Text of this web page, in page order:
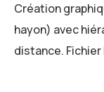
Création
hayon) avec
distance.